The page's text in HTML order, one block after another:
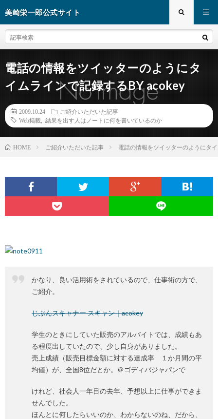
美崎栄一郎公式サイト
電話の情報をツイッターのようにタ
イムラインで記録するBY acokey
2009.10.24
ご紹介いただいた記事
Web掲載
結果を出す人はノートに何を書いているのか
HOME ご紹介いただいた記事 電話の情報をツイッターのようにタ
かなり、良い活用術をされているので、仕事術の方で、
ご紹介。
じぶんスキャナー スキャン｜acokey
学生のときにしていた販売のアルバイトでは、成績もあ
る程度出していたので、少し自身がありました。
売上成績（販売目標金額に対する達成率 １か月間の平
均値）が、全国8位だとか。＠ゴディバジャパンで
けれど、社会人一年目の去年、予想以上に仕事ができま
せんでした。
ほんとに何したらいいのか、わからないのね、だから、